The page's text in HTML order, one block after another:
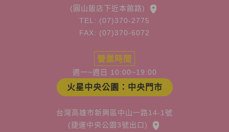
(圓山飯店下近本館路)
TEL: (07)370-2775
FAX: (07)370-6072
營業時間
週一~週日 10:00~19:00
火星中央公園：中央門市
台灣高雄市新興區中山一路14-1號
(捷運中央公園3號出口)